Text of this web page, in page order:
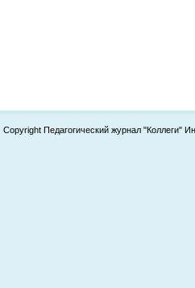
Copyright Педагогический журнал "Коллеги"